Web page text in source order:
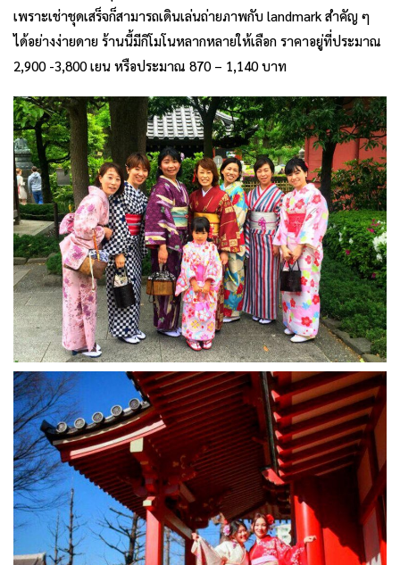
เพราะเช่าชุดเสร็จก็สามารถเดินเล่นถ่ายภาพกับ landmark สำคัญ ๆ
ได้อย่างง่ายดาย ร้านนี้มีกิโมโนหลากหลายให้เลือก ราคาอยู่ที่ประมาณ
2,900 -3,800 เยน หรือประมาณ 870 – 1,140 บาท